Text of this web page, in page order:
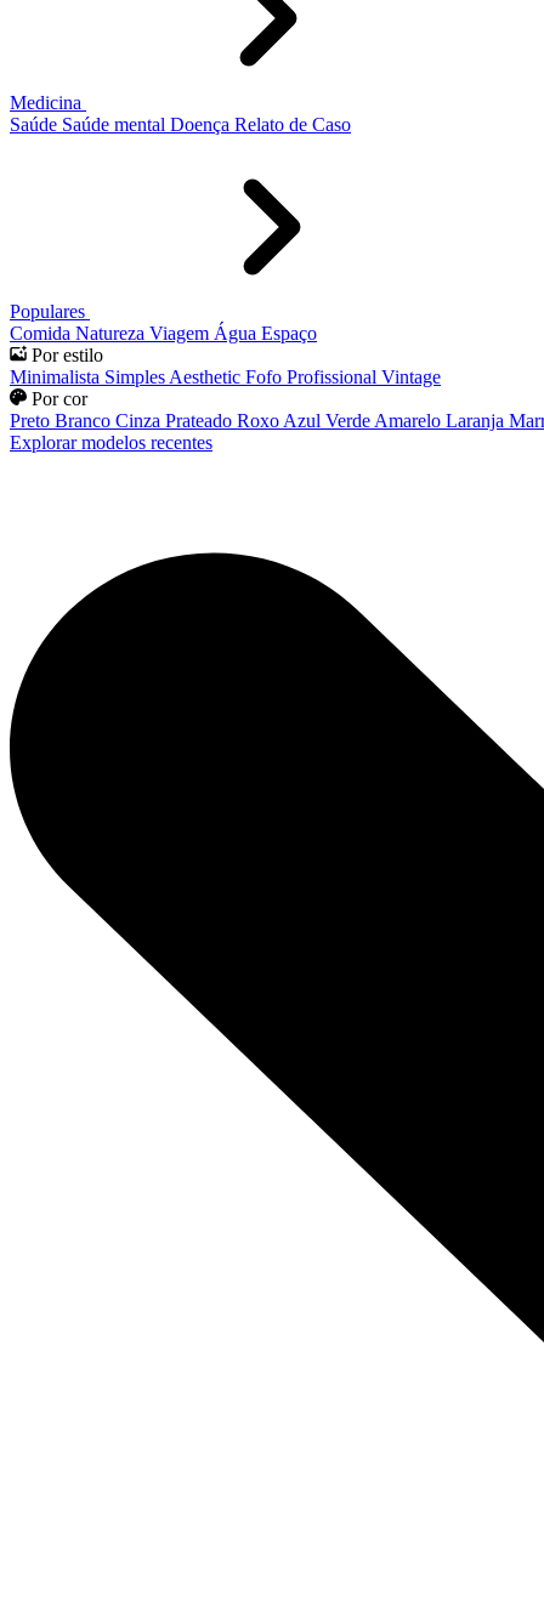
Medicina
Saúde Saúde mental Doença Relato de Caso
Populares
Comida Natureza Viagem Água Espaço
Por estilo
Minimalista Simples Aesthetic Fofo Profissional Vintage
Por cor
Preto Branco Cinza Prateado Roxo Azul Verde Amarelo Laranja
Explorar modelos recentes